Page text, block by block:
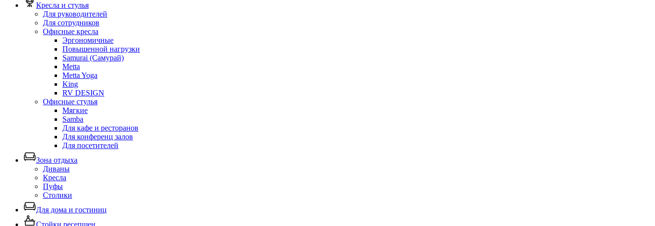
Кресла и стулья
Для руководителей
Для сотрудников
Офисные кресла
Эргономичные
Повышенной нагрузки
Samurai (Самурай)
Metta
Metta Yoga
King
RV DESIGN
Офисные стулья
Мягкие
Samba
Для кафе и ресторанов
Для конференц залов
Для посетителей
Зона отдыха
Диваны
Кресла
Пуфы
Столики
Для дома и гостиниц
Стойки ресепшен